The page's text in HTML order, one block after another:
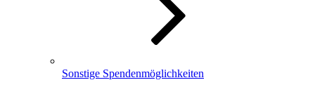
Sonstige Spendenmöglichkeiten